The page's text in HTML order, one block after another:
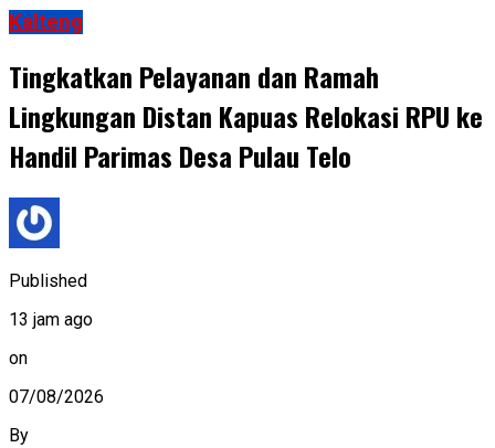
Kalteng
Tingkatkan Pelayanan dan Ramah
Lingkungan Distan Kapuas Relokasi RPU ke
Handil Parimas Desa Pulau Telo
Published
13 jam ago
on
07/08/2026
By